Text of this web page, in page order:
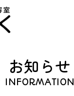
お知らせ
INFORMATION